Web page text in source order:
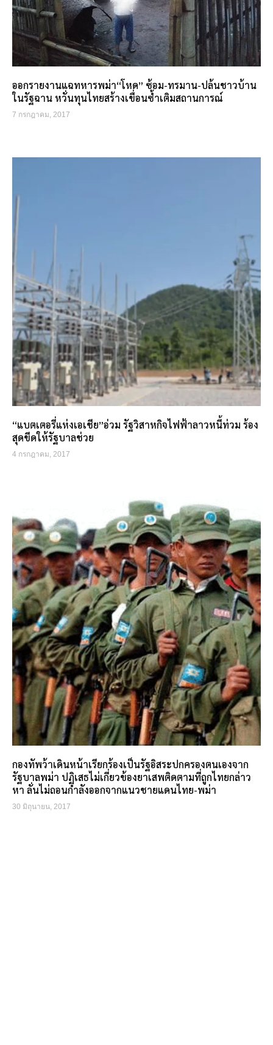
ออกรายงานแฉทหารพม่า“โหด” ซ้อม-ทรมาน-ปล้นชาวบ้าน
ในรัฐฉาน หวั่นทุนไทยสร้างเขื่อนซ้ำเติมสถานการณ์
7 กรกฎาคม, 2017
“แบตเตอรี่แห่งเอเชีย”อ่วม รัฐวิสาหกิจไฟฟ้าลาวหนี้ท่วม ร้อง
สุดขีดให้รัฐบาลช่วย
4 กรกฎาคม, 2017
กองทัพว้าเดินหน้าเรียกร้องเป็นรัฐอิสระปกครองตนเองจาก
รัฐบาลพม่า ปฏิเสธไม่เกี่ยวข้องยาเสพติดตามที่ถูกไทยกล่าว
หา ลั่นไม่ถอนกำลังออกจากแนวชายแดนไทย-พม่า
30 มิถุนายน, 2017